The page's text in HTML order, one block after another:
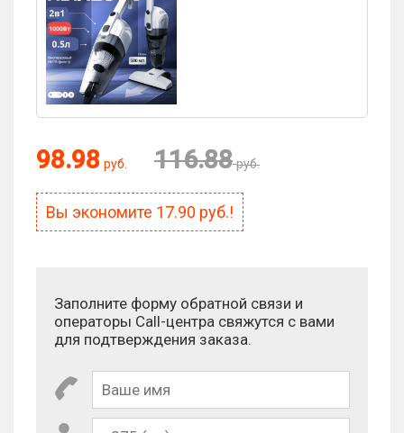
Оценка:
Антиспам:
98.98 руб. 116.88 руб.
Вы экономите 17.90 руб.!
Заполните форму обратной связи и
операторы Call-центра свяжутся с вами
для подтверждения заказа.